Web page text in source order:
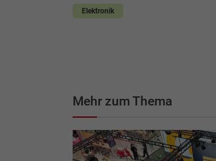
Elektronik
Mehr zum Thema